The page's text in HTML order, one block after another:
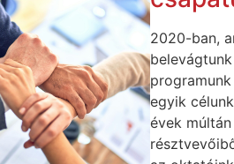
2020-ban,
egyik
évek